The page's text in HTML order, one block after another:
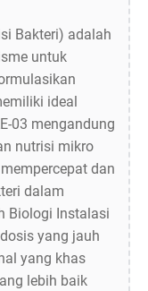
Bakteri) adalah
untuk
ideal
03 mengandung
nutrisi mikro
dan
dalam
Biologi Instalasi
yang jauh
yang khas
lebih baik